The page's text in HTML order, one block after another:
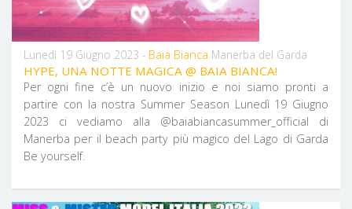
Lunedì 19 Giugno 2023 - Baia Bianca Manerba del Garda
HYPE, UNA NOTTE MAGICA @ BAIA BIANCA!
Per ogni fine c’è un nuovo inizio e noi siamo pronti a
partire con la nostra Summer Season Lunedì 19 Giugno
2023 ci vediamo alla @baiabiancasummer_official di
Manerba per il beach party più magico del Lago di Garda
Be yourself.